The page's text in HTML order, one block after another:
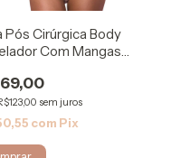
Pós Cirúrgica Body
Com Mangas
sem juros
com Pix